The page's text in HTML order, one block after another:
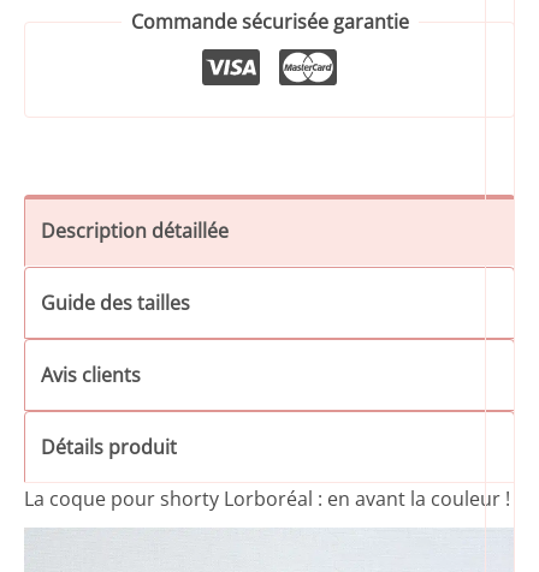
pour
Commande sécurisée garantie
Description détaillée
Guide des tailles
Avis clients
Détails produit
La coque pour shorty Lorboréal : en avant la couleur !